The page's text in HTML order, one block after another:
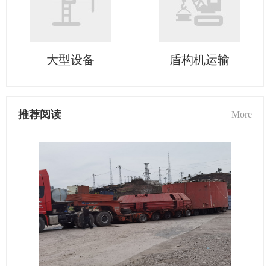
大型设备 盾构机运输
推荐阅读 More